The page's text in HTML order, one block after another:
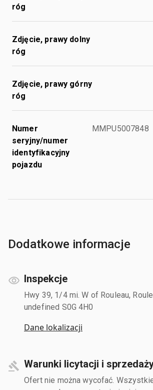
róg
Zdjęcie, prawy dolny
róg
Zdjęcie, prawy górny
róg
Numer
seryjny/numer
identyfikacyjny
pojazdu
MMPU5007848
Dodatkowe informacje
Inspekcje
Hwy 39, 1/4 mi. W of Rouleau,
undefined S0G 4H0
Dane lokalizacji
Warunki licytacji i
Ofert nie można wycofać.